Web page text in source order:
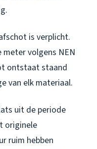
is verplicht.
meter volgens NEN
ontstaat staand
van elk materiaal.
uit de periode
originele
ruim hebben